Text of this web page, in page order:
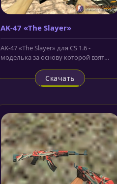
AK-47 «The Slayer»
AK-47 «The Slayer» для CS 1.6 -
моделька за основу которой взят
Скачать